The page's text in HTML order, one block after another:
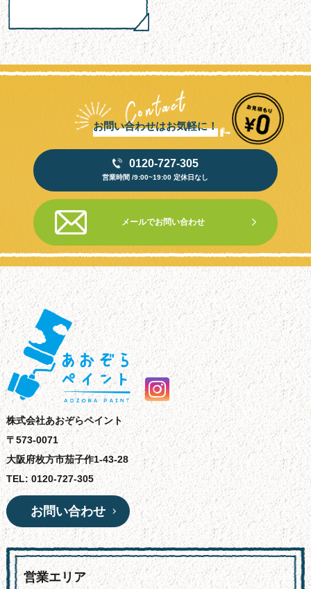
お問い合わせはお気軽に！
0120-727-305
営業時間 /9:00~19:00 定休日なし
メールでお問い合わせ
株式会社あおぞらペイント
〒573-0071
大阪府枚方市茄子作1-43-28
TEL: 0120-727-305
お問い合わせ
営業エリア